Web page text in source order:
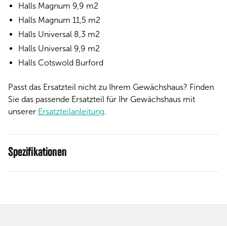
Halls Magnum 9,9 m2
Halls Magnum 11,5 m2
Halls Universal 8,3 m2
Halls Universal 9,9 m2
Halls Cotswold Burford
Passt das Ersatzteil nicht zu Ihrem Gewächshaus? Finden
Sie das passende Ersatzteil für Ihr Gewächshaus mit
unserer Ersatzteilanleitung.
Spezifikationen